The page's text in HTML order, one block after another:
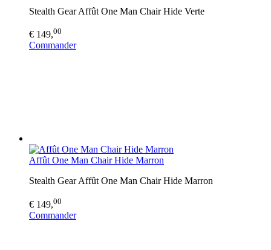
Stealth Gear Affût One Man Chair Hide Verte
€ 149,00
Commander
Affût One Man Chair Hide Marron
Stealth Gear Affût One Man Chair Hide Marron
€ 149,00
Commander